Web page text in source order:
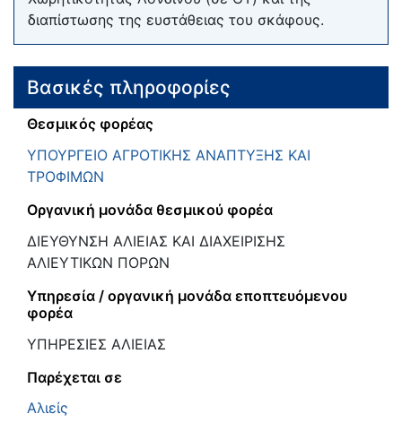
διαπίστωσης της ευστάθειας του σκάφους.
Βασικές πληροφορίες
Θεσμικός φορέας
ΥΠΟΥΡΓΕΙΟ ΑΓΡΟΤΙΚΗΣ ΑΝΑΠΤΥΞΗΣ ΚΑΙ
ΤΡΟΦΙΜΩΝ
Οργανική μονάδα θεσμικού φορέα
ΔΙΕΥΘΥΝΣΗ ΑΛΙΕΙΑΣ ΚΑΙ ΔΙΑΧΕΙΡΙΣΗΣ
ΑΛΙΕΥΤΙΚΩΝ ΠΟΡΩΝ
Υπηρεσία / οργανική μονάδα εποπτευόμενου
φορέα
ΥΠΗΡΕΣΙΕΣ ΑΛΙΕΙΑΣ
Παρέχεται σε
Αλιείς